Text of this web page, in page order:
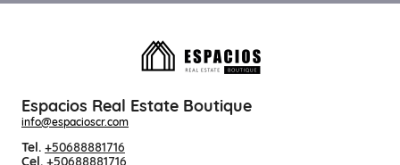
Espacios Real Estate Boutique
info@espacioscr.com
Tel. +50688881716
Cel. +50688881716